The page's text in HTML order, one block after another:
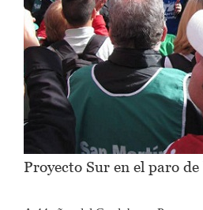
Proyecto Sur en el paro de